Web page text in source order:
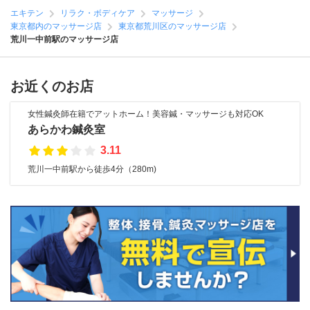
エキテン リラク・ボディケア
マッサージ
東京都内のマッサージ店
東京都荒川区のマッサージ店
荒川一中前駅のマッサージ店
お近くのお店
女性鍼灸師在籍でアットホーム！美容鍼・マッサージも対応OK
あらかわ鍼灸室
3.11
荒川一中前駅から徒歩4分（280m)